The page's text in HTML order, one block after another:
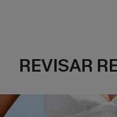
REVISAR